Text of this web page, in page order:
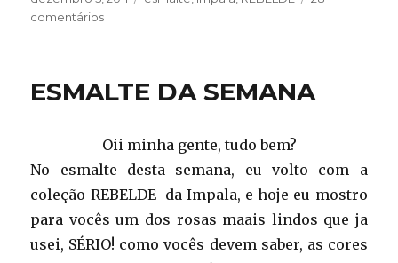
em
comentáriosem
ESMALTE DA SEMANA
Oii minha gente, tudo bem?
No esmalte desta semana, eu volto com a
coleção REBELDE da Impala, e hoje eu mostro
para vocês um dos rosas maais lindos que ja
usei, SÉRIO! como vocês devem saber, as cores